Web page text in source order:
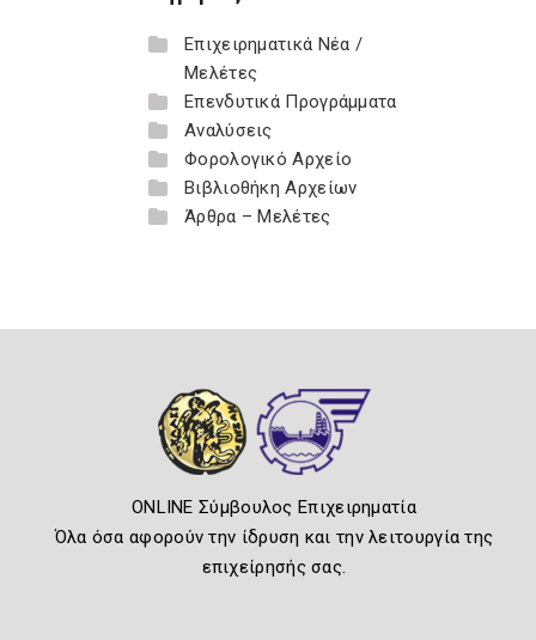
Επιχειρηματικά Νέα /
Μελέτες
Επενδυτικά Προγράμματα
Αναλύσεις
Φορολογικό Αρχείο
Βιβλιοθήκη Αρχείων
Άρθρα – Μελέτες
ONLINE Σύμβουλος Επιχειρηματία
Όλα όσα αφορούν την ίδρυση και την λειτουργία της
επιχείρησής σας.